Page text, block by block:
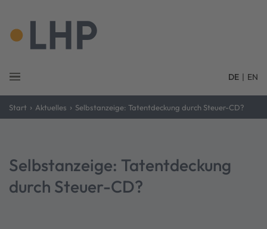
DE | EN
Start › Aktuelles › Selbstanzeige: Tatentdeckung durch Steuer-CD?
Selbstanzeige: Tatentdeckung
durch Steuer-CD?